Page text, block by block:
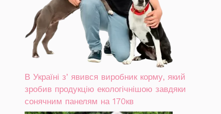
В Україні зʼявився виробник корму, який
зробив продукцію екологічнішою завдяки
сонячним панелям на 170кв